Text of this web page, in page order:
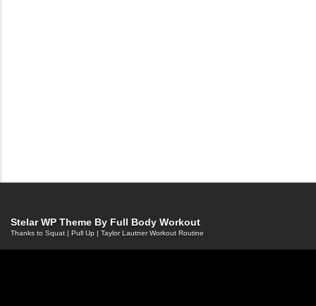
Stelar WP Theme By Full Body Workout
Thanks to Squat | Pull Up | Taylor Lautner Workout Routine